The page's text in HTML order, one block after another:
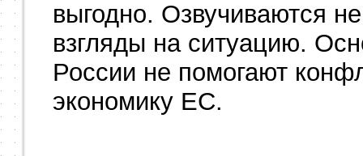
выгодно. Озвучиваются
взгляды на ситуацию.
России не помогают
экономику ЕС.